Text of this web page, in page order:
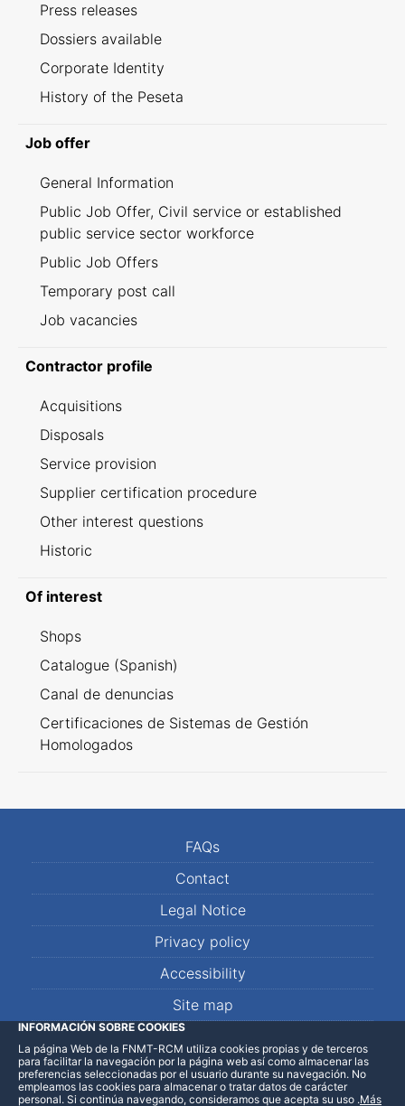
Press releases
Dossiers available
Corporate Identity
History of the Peseta
Job offer
General Information
Public Job Offer, Civil service or established
public service sector workforce
Public Job Offers
Temporary post call
Job vacancies
Contractor profile
Acquisitions
Disposals
Service provision
Supplier certification procedure
Other interest questions
Historic
Of interest
Shops
Catalogue (Spanish)
Canal de denuncias
Certificaciones de Sistemas de Gestión
Homologados
FAQs
Contact
Legal Notice
Privacy policy
Accessibility
Site map
LinkedInFacebookWhatsApp
INFORMACIÓN SOBRE COOKIES
La página Web de la FNMT-RCM utiliza cookies propias y de terceros
para facilitar la navegación por la página web así como almacenar las
preferencias seleccionadas por el usuario durante su navegación. No
empleamos las cookies para almacenar o tratar datos de carácter
personal. Si continúa navegando, consideramos que acepta su uso .Más